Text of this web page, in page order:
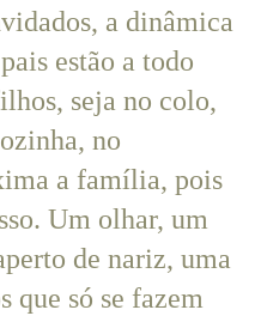
a dinâmica
estão a todo
seja no colo,
no
a família, pois
Um olhar, um
de nariz, uma
que só se fazem